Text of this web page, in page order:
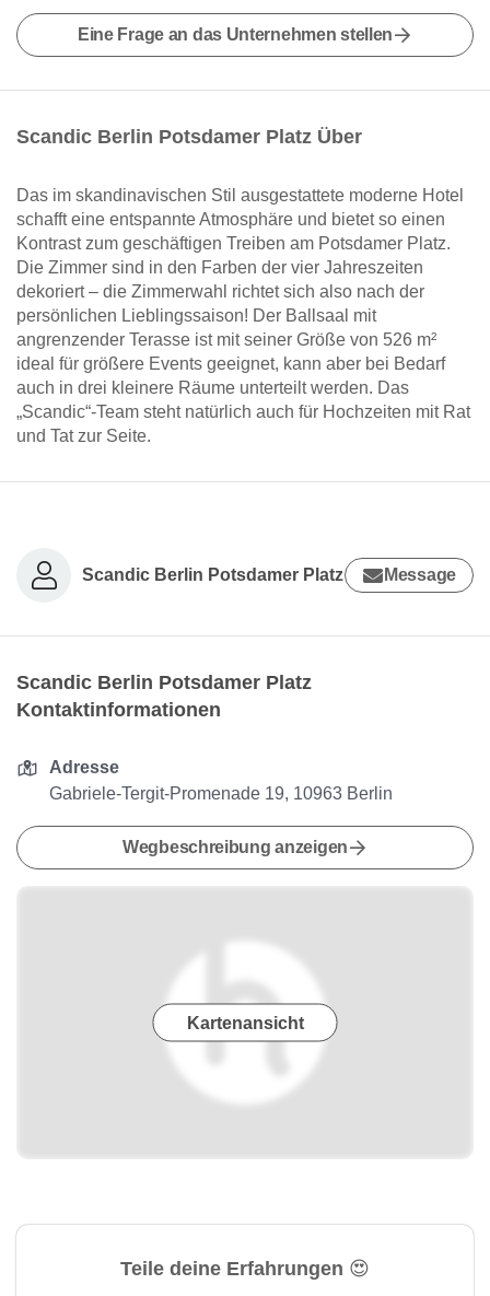
Eine Frage an das Unternehmen stellen
Scandic Berlin Potsdamer Platz Über
Das im skandinavischen Stil ausgestattete moderne Hotel
schafft eine entspannte Atmosphäre und bietet so einen
Kontrast zum geschäftigen Treiben am Potsdamer Platz.
Die Zimmer sind in den Farben der vier Jahreszeiten
dekoriert – die Zimmerwahl richtet sich also nach der
persönlichen Lieblingssaison! Der Ballsaal mit
angrenzender Terasse ist mit seiner Größe von 526 m²
ideal für größere Events geeignet, kann aber bei Bedarf
auch in drei kleinere Räume unterteilt werden. Das
„Scandic“-Team steht natürlich auch für Hochzeiten mit Rat
und Tat zur Seite.
Scandic Berlin Potsdamer Platz Message
Scandic Berlin Potsdamer Platz
Kontaktinformationen
Adresse
Gabriele-Tergit-Promenade 19, 10963 Berlin
Wegbeschreibung anzeigen
Kartenansicht
Teile deine Erfahrungen 😍